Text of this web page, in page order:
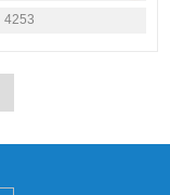
4253